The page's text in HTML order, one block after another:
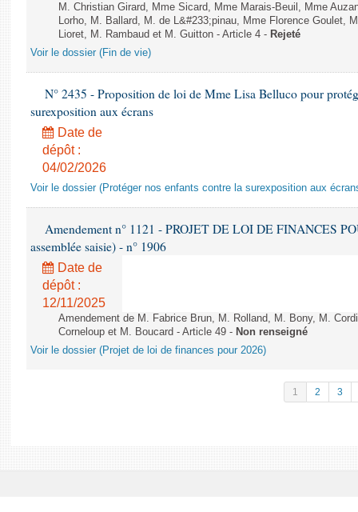
M. Christian Girard, Mme Sicard, Mme Marais-Beuil, Mme
Lorho, M. Ballard, M. de L&#233;pinau, Mme Florence Goulet,
Lioret, M. Rambaud et M. Guitton - Article 4 - Rejeté
Voir le dossier (Fin de vie)
N° 2435 - Proposition de loi de Mme Lisa Belluco pour
surexposition aux écrans
Date de
dépôt :
04/02/2026
Voir le dossier (Protéger nos enfants contre la surexposition aux
Amendement n° 1121 - PROJET DE LOI DE FINANCES
assemblée saisie) - n° 1906
Date de
dépôt :
12/11/2025
Amendement de M. Fabrice Brun, M. Rolland, M. Bony, M.
Corneloup et M. Boucard - Article 49 - Non renseigné
Voir le dossier (Projet de loi de finances pour 2026)
1 2 3